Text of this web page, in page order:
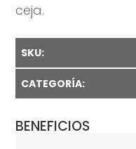
ceja.
SKU:
CATEGORÍA:
BENEFICIOS